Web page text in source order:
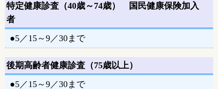
特定健康診査（40歳～74歳） 国民健康保険加入
者
●5／15～9／30まで
後期高齢者健康診査（75歳以上）
●5／15～9／30まで